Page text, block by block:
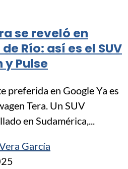
se reveló en
Río: así es el SUV
Pulse
preferida en Google Ya es
Tera. Un SUV
en Sudamérica,...
García